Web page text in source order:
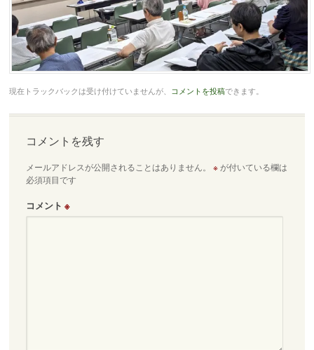
現在トラックバックは受け付けていませんが、 コメントを投稿できます。
コメントを残す
メールアドレスが公開されることはありません。 ※が付いている欄は
必須項目です
コメント ※